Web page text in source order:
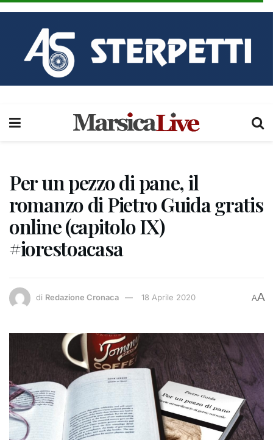
Per un pezzo di pane, il
romanzo di Pietro Guida gratis
online (capitolo IX)
#iorestoacasa
di Redazione Cronaca 18 Aprile 2020 AA